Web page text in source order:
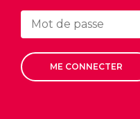
ME CONNECTER